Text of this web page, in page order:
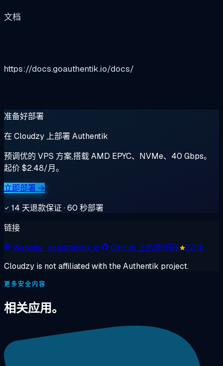
文档
https://docs.goauthentik.io/docs/
准备好部署
在 Cloudzy 上部署 Authentik
预调优的 VPS 方案,搭载 AMD EPYC、NVMe、40 Gbps。
起价 $2.48/月。
立即部署 →
14 天退款保证 · 60 秒部署
链接
Website· goauthentik.io GitHub 上的源代码
22.1k
Cloudzy is not affiliated with the Authentik project.
更多安全内容
相关应用。